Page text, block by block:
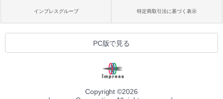
インプレスグループ 特定商取引法に基づく表示
PC版で見る
Copyright ©2026